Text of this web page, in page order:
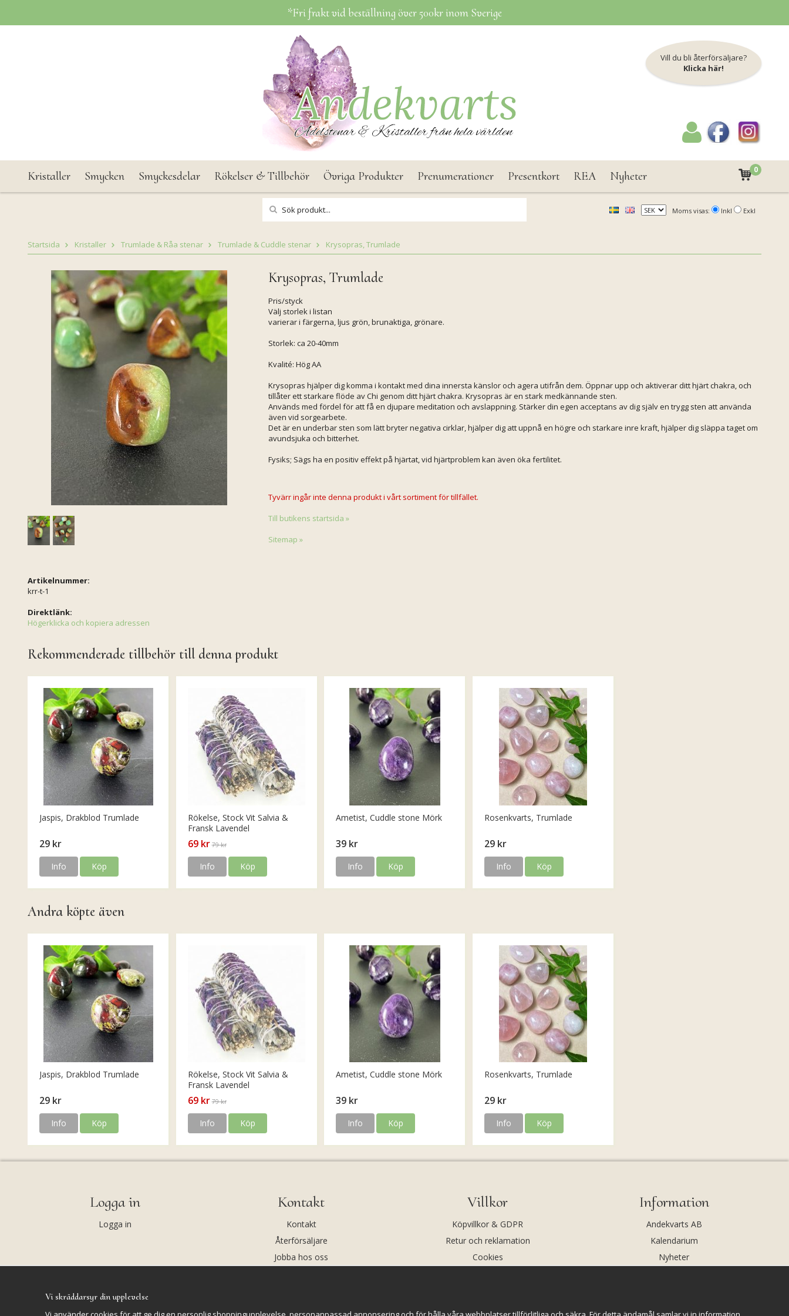
*Fri frakt vid beställning över 500kr inom Sverige
Vill du bli återförsäljare?
Klicka här!
Kristaller Smycken Smyckesdelar Rökelser & Tillbehör Övriga Produkter Prenumerationer Presentkort REA Nyheter 0
Moms visas: Inkl Exkl
Startsida Kristaller Trumlade & Råa stenar Trumlade & Cuddle stenar Krysopras, Trumlade
Artikelnummer:
krr-t-1
Direktlänk:
Högerklicka och kopiera adressen
Krysopras, Trumlade
Pris/styck
Välj storlek i listan
varierar i färgerna, ljus grön, brunaktiga, grönare.
Storlek: ca 20-40mm
Kvalité: Hög AA
Krysopras hjälper dig komma i kontakt med dina innersta känslor och agera utifrån dem. Öppnar upp och aktiverar ditt hjärt chakra, och
tillåter ett starkare flöde av Chi genom ditt hjärt chakra. Krysopras är en stark medkännande sten.
Används med fördel för att få en djupare meditation och avslappning. Stärker din egen acceptans av dig själv en trygg sten att använda
även vid sorgearbete.
Det är en underbar sten som lätt bryter negativa cirklar, hjälper dig att uppnå en högre och starkare inre kraft, hjälper dig släppa taget om
avundsjuka och bitterhet.
Fysiks; Sägs ha en positiv effekt på hjärtat, vid hjärtproblem kan även öka fertilitet.
Tyvärr ingår inte denna produkt i vårt sortiment för tillfället.
Till butikens startsida »
Sitemap »
Rekommenderade tillbehör till denna produkt
Jaspis, Drakblod Trumlade
29 kr
Info Köp
Rökelse, Stock Vit Salvia &
Fransk Lavendel
69 kr 79 kr
Info Köp
Ametist, Cuddle stone Mörk
39 kr
Info Köp
Rosenkvarts, Trumlade
29 kr
Info Köp
Andra köpte även
Jaspis, Drakblod Trumlade
29 kr
Info Köp
Rökelse, Stock Vit Salvia &
Fransk Lavendel
69 kr 79 kr
Info Köp
Ametist, Cuddle stone Mörk
39 kr
Info Köp
Rosenkvarts, Trumlade
29 kr
Info Köp
Logga in
Logga in
Kontakt
Kontakt
Återförsäljare
Jobba hos oss
Villkor
Köpvillkor & GDPR
Retur och reklamation
Cookies
Information
Andekvarts AB
Kalendarium
Nyheter
Vi skräddarsyr din upplevelse